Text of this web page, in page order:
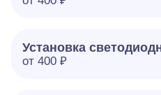
Установка
от 400 ₽